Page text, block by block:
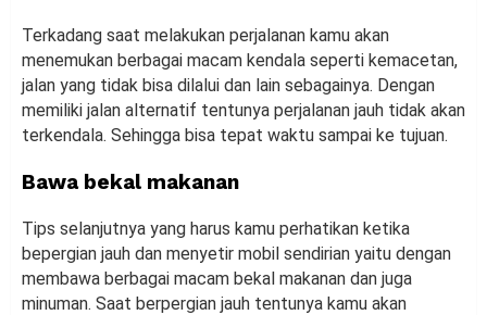
Terkadang saat melakukan perjalanan kamu akan
menemukan berbagai macam kendala seperti kemacetan,
jalan yang tidak bisa dilalui dan lain sebagainya. Dengan
memiliki jalan alternatif tentunya perjalanan jauh tidak akan
terkendala. Sehingga bisa tepat waktu sampai ke tujuan.
Bawa bekal makanan
Tips selanjutnya yang harus kamu perhatikan ketika
bepergian jauh dan menyetir mobil sendirian yaitu dengan
membawa berbagai macam bekal makanan dan juga
minuman. Saat berpergian jauh tentunya kamu akan